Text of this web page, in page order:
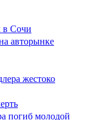
в Сочи
авторынке
жестоко
погиб молодой